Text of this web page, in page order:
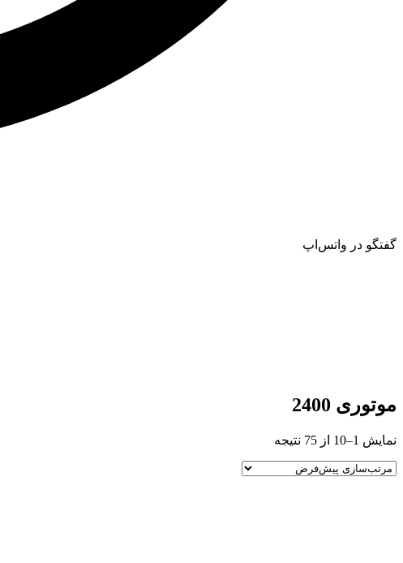
گفتگو در واتس‌اپ
موتوری 2400
نمایش 1–10 از 75 نتیجه